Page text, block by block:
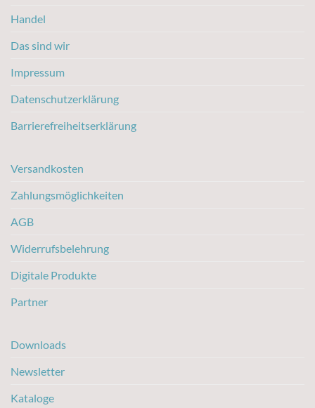
Handel
Das sind wir
Impressum
Datenschutzerklärung
Barrierefreiheitserklärung
Versandkosten
Zahlungsmöglichkeiten
AGB
Widerrufsbelehrung
Digitale Produkte
Partner
Downloads
Newsletter
Kataloge